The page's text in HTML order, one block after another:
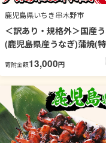
鹿児島県いちき串木野市
＜訳あり・規格外＞国産
(鹿児島県産うなぎ)蒲焼(
イズ1尾・約190g超)と肝
焼(5本×1P) タレ付き 国産
魚 九州産 鹿児島県産 魚 魚
鰻 うなぎ ウナギ 蒲焼 蒲
惣菜 冷凍 串 肝 内臓 真空
簡易包装 贈答品 ギフト【
鰻加工】【00-025-20-90
寄附金額13,000円